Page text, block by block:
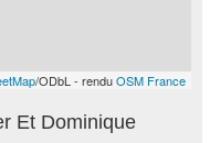
/ODbL - renduOSM France
Et Dominique